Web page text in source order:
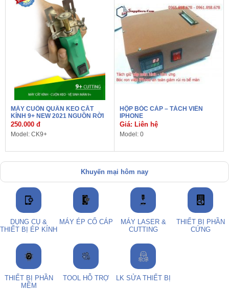
MÁY CUỐN QUẤN KEO CẮT
KÍNH 9+ NEW 2021 NGUỒN RỜI
250.000 đ
Model: CK9+
HỘP BÓC CÁP – TÁCH VIỀN
IPHONE
Giá: Liên hệ
Model: 0
Khuyến mại hôm nay
DỤNG CỤ &
THIẾT BỊ ÉP KÍNH
MÁY ÉP CỔ CÁP
MÁY LASER &
CUTTING
THIẾT BỊ PHẦN
CỨNG
THIẾT BỊ PHẦN
MỀM
TOOL HỖ TRỢ LK SỬA THIẾT BỊ